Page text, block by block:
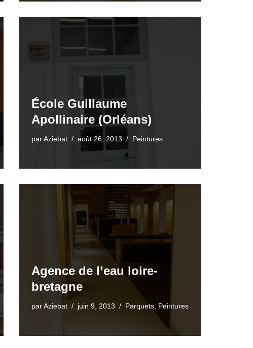
École Guillaume
Apollinaire (Orléans)
parAziebat août 26, 2013 Peintures
Agence de l’eau loire-
bretagne
parAziebat juin 9, 2013 Parquets Peintures